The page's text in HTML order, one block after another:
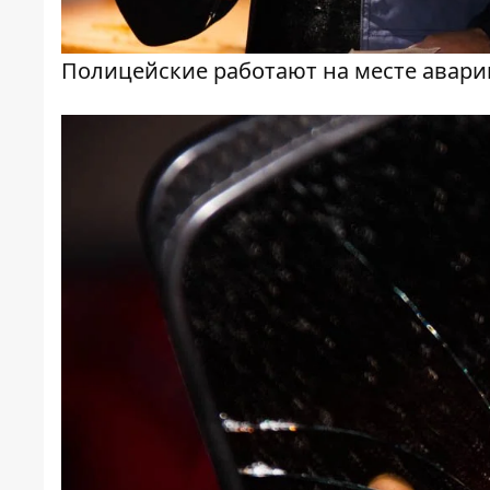
Полицейские работают на месте